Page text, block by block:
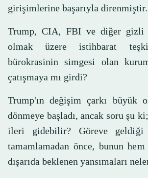
girişimlerine başarıyla direnmiştir.
Trump, CIA, FBI ve diğer gizli
olmak üzere istihbarat
bürokrasinin simgesi olan
çatışmaya mı girdi?
Trump'ın değişim çarkı büyük
dönmeye başladı, ancak soru şu
ileri gidebilir? Göreve
tamamlamadan önce, bunun
dışarıda beklenen yansımaları